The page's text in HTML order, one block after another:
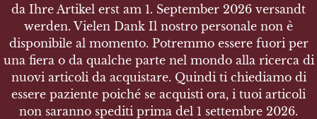
ITALIAN CARABINIERI
SUMMER BLUE SHIRT
SURPLUS
da Ihre Artikel erst am 1. September 2026 versandt
werden. Vielen Dank Il nostro personale non è
disponibile al momento. Potremmo essere fuori per
una fiera o da qualche parte nel mondo alla ricerca di
nuovi articoli da acquistare. Quindi ti chiediamo di
essere paziente poiché se acquisti ora, i tuoi articoli
non saranno spediti prima del 1 settembre 2026.
da Ihre Artikel erst am 1. September 2026 versandt
werden. Vielen Dank Il nostro personale non è
disponibile al momento. Potremmo essere fuori per
una fiera o da qualche parte nel mondo alla ricerca di
nuovi articoli da acquistare. Quindi ti chiediamo di
essere paziente poiché se acquisti ora, i tuoi articoli
non saranno spediti prima del 1 settembre 2026.